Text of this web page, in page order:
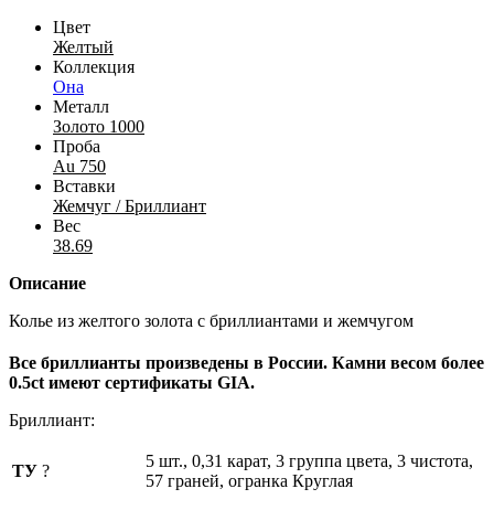
Цвет
Желтый
Коллекция
Она
Металл
Золото 1000
Проба
Au 750
Вставки
Жемчуг / Бриллиант
Вес
38.69
Описание
Колье из желтого золота с бриллиантами и жемчугом
Все бриллианты произведены в России. Камни весом более
0.5ct имеют сертификаты GIA.
Бриллиант:
ТУ ?
5 шт., 0,31 карат, 3 группа цвета, 3 чистота,
57 граней, огранка Круглая